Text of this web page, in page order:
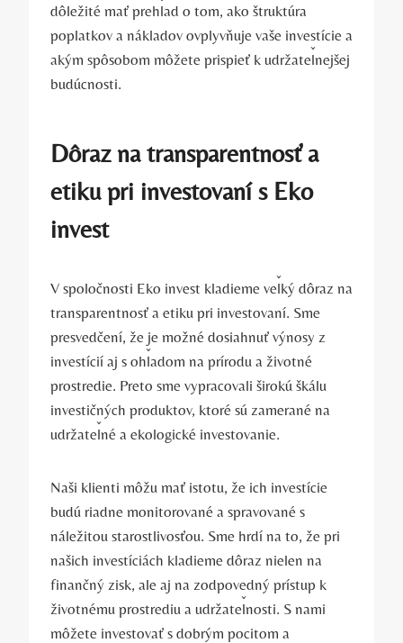
dôležité mať prehľad o tom, ako ‌štruktúra
poplatkov a‍ nákladov ovplyvňuje vaše investície⁢ a
akým​ spôsobom môžete prispieť k udržateľnejšej
budúcnosti.
Dôraz na⁣ transparentnosť a ​
etiku pri investovaní‌ s Eko
invest
V‌ spoločnosti ‍Eko invest kladieme veľký dôraz na
transparentnosť a etiku pri investovaní. Sme
presvedčení, že je možné⁢ dosiahnuť výnosy ⁤z
⁤investícií aj s⁤ ohľadom na prírodu a životné
prostredie. Preto‍ sme vypracovali širokú škálu
investičných produktov, ktoré sú zamerané na
udržateľné a ekologické investovanie.
Naši klienti môžu mať istotu, že ich investície
budú riadne monitorované a ​spravované ‍s
náležitou starostlivosťou. Sme hrdí na to, že pri
našich investíciách kladieme dôraz nielen na
⁢finančný ‌zisk, ale aj na zodpovedný prístup k‍
životnému‌ prostrediu a udržateľnosti. S nami⁢
môžete investovať s dobrým pocitom a